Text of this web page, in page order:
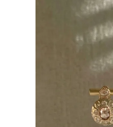
ADD